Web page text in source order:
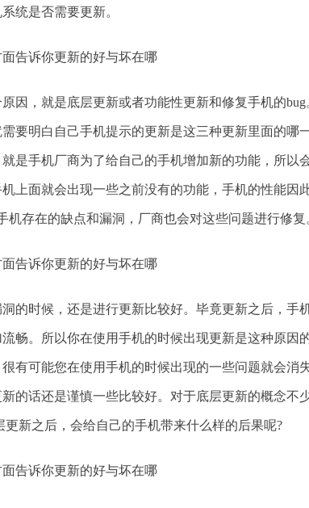
统是否需要更新。
因，就是底层更新或者功能性更新和修复手机的bug
要明白自己手机提示的更新是这三种更新里面的哪
是手机厂商为了给自己的手机增加新的功能，所以
上面就会出现一些之前没有的功能，手机的性能因
存在的缺点和漏洞，厂商也会对这些问题进行修复
的时候，还是进行更新比较好。毕竟更新之后，手
畅。所以你在使用手机的时候出现更新是这种原因
有可能您在使用手机的时候出现的一些问题就会消
的话还是谨慎一些比较好。对于底层更新的概念不
新之后，会给自己的手机带来什么样的后果呢?